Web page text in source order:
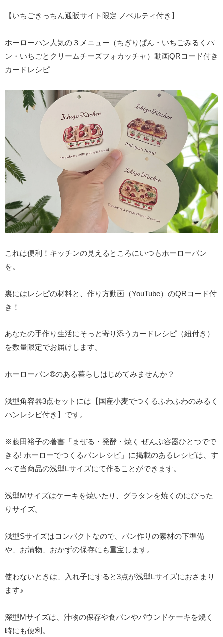
【いちごきっちん通販サイト限定 ノベルティ付き】
ホーローパン人気の３メニュー（ちぎりぱん・いちごみるくパ
ン・いちごとクリームチーズフォカッチャ）動画QRコード付き
カードレシピ
これは便利！キッチンの見えるところにいつもホーローパン
を。
裏にはレシピの材料と、作り方動画（YouTube）のQRコード付
き！
あなたの手作り生活にそっと寄り添うカードレシピ（紐付き）
を数量限定でお届けします。
ホーローパン®️のある暮らしはじめてみませんか？
浅型角容器3点セットには【国産小麦でつくるふわふわのみるく
パンレシピ付き】です。
※藤田裕子の著書「まぜる・発酵・焼く ぜんぶ容器ひとつでで
きる! ホーローでつくるパンレシピ」に掲載のあるレシピは、す
べて当商品の浅型Lサイズにて作ることができます。
浅型Mサイズはケーキを焼いたり、グラタンを焼くのにぴった
りサイズ。
浅型Sサイズはコンパクトなので、パン作りの素材の下準備
や、お漬物、おかずの保存にも重宝します。
使わないときは、入れ子にすると3点が浅型Lサイズにおさまり
ます♪
深型Mサイズは、汁物の保存や食パンやパウンドケーキを焼く
時にも便利。